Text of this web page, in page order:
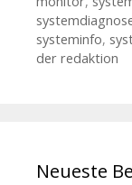
systeminfo,
der redaktion
Neueste